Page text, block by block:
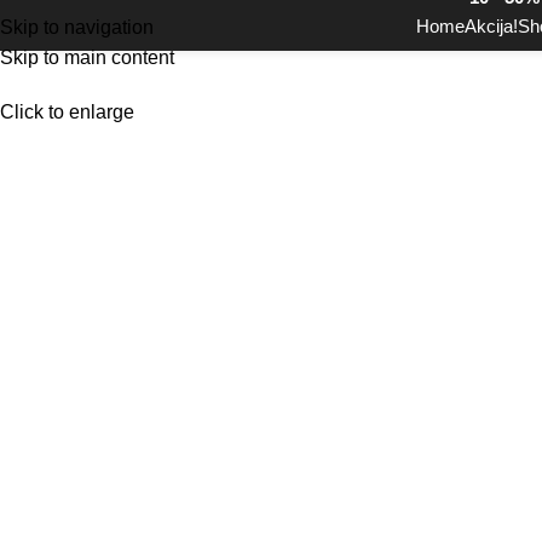
Skip to navigation
Skip to main content
HomeAkcija!
Click to enlarge